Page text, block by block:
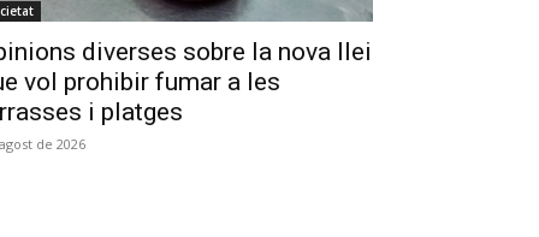
diverses sobre la nova llei
vol prohibir fumar a les
i platges
de 2026